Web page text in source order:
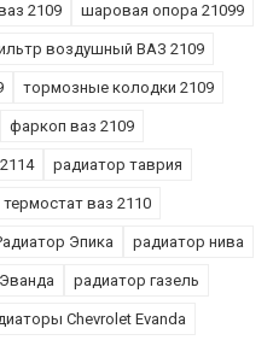
2109 шаровая опора 21099
воздушный ВАЗ 2109
тормозные колодки 2109
фаркоп ваз 2109
радиатор таврия
термостат ваз 2110
Эпика радиатор нива
радиатор газель
Chevrolet Evanda